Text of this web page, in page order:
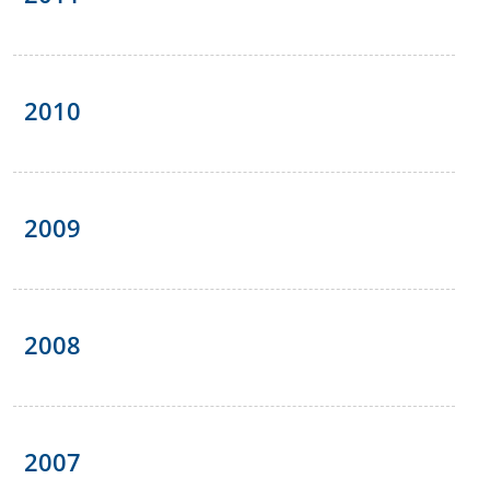
2010
2009
2008
2007